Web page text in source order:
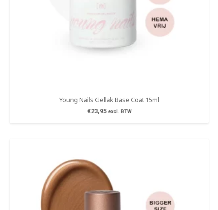
Young Nails Gellak Base Coat 15ml
€23,95 excl. BTW